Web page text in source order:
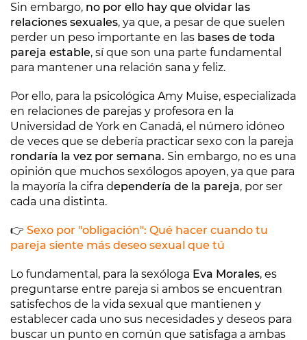
Sin embargo, no por ello hay que olvidar las
relaciones sexuales, ya que, a pesar de que suelen
perder un peso importante en las bases de toda
pareja estable, sí que son una parte fundamental
para mantener una relación sana y feliz.
Por ello, para la psicológica Amy Muise, especializada
en relaciones de parejas y profesora en la
Universidad de York en Canadá, el número idóneo
de veces que se debería practicar sexo con la pareja
rondaría la vez por semana. Sin embargo, no es una
opinión que muchos sexólogos apoyen, ya que para
la mayoría la cifra dependería de la pareja, por ser
cada una distinta.
👉 Sexo por "obligación": Qué hacer cuando tu
pareja siente más deseo sexual que tú
Lo fundamental, para la sexóloga Eva Morales, es
preguntarse entre pareja si ambos se encuentran
satisfechos de la vida sexual que mantienen y
establecer cada uno sus necesidades y deseos para
buscar un punto en común que satisfaga a ambas